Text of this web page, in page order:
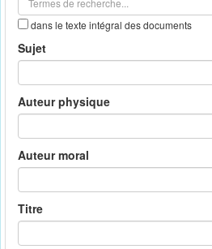
dans le texte intégral des documents
Sujet
Auteur physique
Auteur moral
Titre